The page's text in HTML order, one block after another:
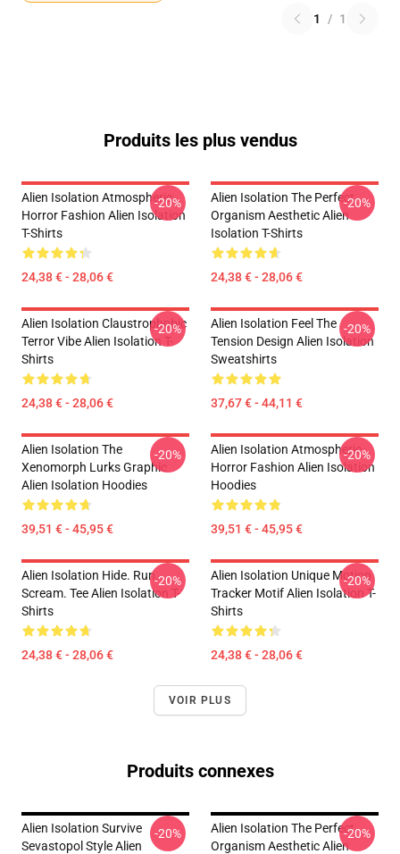
1 / 1
Produits les plus vendus
Alien Isolation Atmospheric
Horror Fashion Alien Isolation
T-Shirts
24,38 € - 28,06 €
-20%
Alien Isolation The Perfect
Organism Aesthetic Alien
Isolation T-Shirts
24,38 € - 28,06 €
-20%
Alien Isolation Claustrophobic
Terror Vibe Alien Isolation T-
Shirts
24,38 € - 28,06 €
-20%
Alien Isolation Feel The
Tension Design Alien Isolation
Sweatshirts
37,67 € - 44,11 €
-20%
Alien Isolation The
Xenomorph Lurks Graphic
Alien Isolation Hoodies
39,51 € - 45,95 €
-20%
Alien Isolation Atmospheric
Horror Fashion Alien Isolation
Hoodies
39,51 € - 45,95 €
-20%
Alien Isolation Hide. Run.
Scream. Tee Alien Isolation T-
Shirts
24,38 € - 28,06 €
-20%
Alien Isolation Unique Motion
Tracker Motif Alien Isolation T-
Shirts
24,38 € - 28,06 €
-20%
VOIR PLUS
Produits connexes
Alien Isolation Survive
Sevastopol Style Alien
-20%
Alien Isolation The Perfect
Organism Aesthetic Alien
-20%